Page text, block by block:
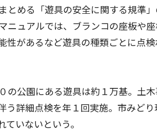
とめる「遊具の安全に関する規準
ニュアルでは、ブランコの座板や
性があるなど遊具の種類ごとに点
公園にある遊具は約１万基。土
詳細点検を年１回実施。市みどり
いないという。